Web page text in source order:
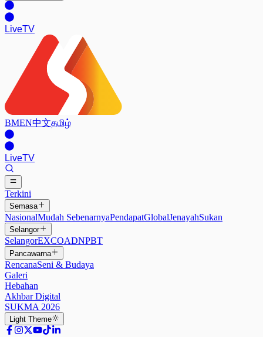
LiveTV
BMEN中文தமிழ்
LiveTV
Terkini
Semasa
NasionalMudah SebenarnyaPendapatGlobalJenayahSukan
Selangor
SelangorEXCOADNPBT
Pancawarna
RencanaSeni & Budaya
Galeri
Hebahan
Akhbar Digital
SUKMA 2026
Light Theme